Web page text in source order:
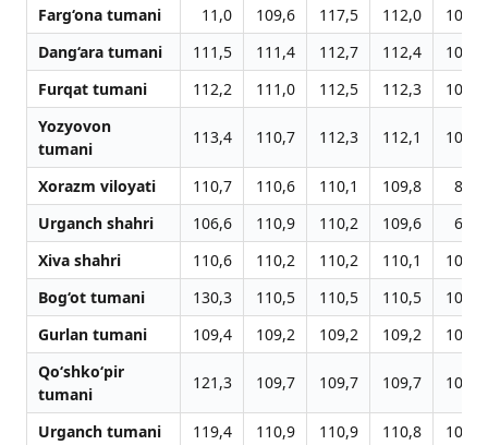
Farg‘ona tumani 11,0 109,6 117,5 112,0
109,2
Dang‘ara tumani
111,5 111,4 112,7 112,4
108,5
Furqat tumani
112,2 111,0 112,5 112,3
104,1
Yozyovon
tumani
113,4 110,7 112,3 112,1 102,0
Xorazm viloyati 110,7 110,6 110,1 109,8
88,4
Urganch shahri
106,6 110,9 110,2 109,6
69,2
Xiva shahri
110,6 110,2 110,2 110,1
105,6
Bog‘ot tumani
130,3 110,5 110,5 110,5
105,8
Gurlan tumani
109,4 109,2 109,2 109,2
105,7
Qo‘shko‘pir
tumani
121,3 109,7 109,7 109,7 105,6
Urganch tumani 119,4 110,9 110,9 110,8
106,8